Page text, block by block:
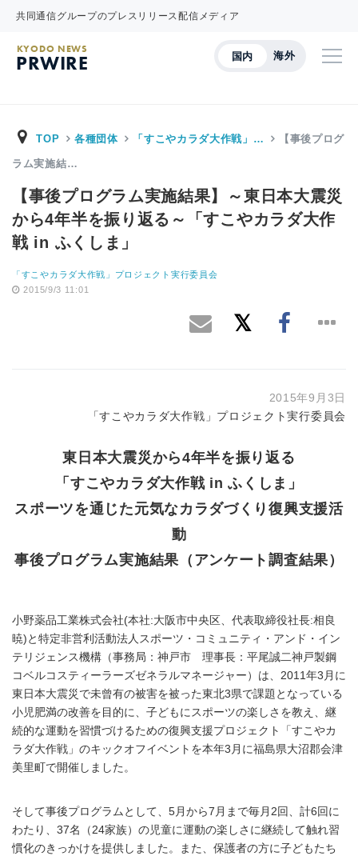
共同通信グループのプレスリリース配信メディア
国内 海外
KYODO NEWS
PRWIRE
TOP 各種団体 「すこやカラダ大作戦」… 【事後プログ
ラム実施結…
【事後プログラム実施結果】～東日本大震災
から4年半を振り返る～「すこやカラダ大作
戦 in ふくしま」
「すこやカラダ大作戦」プロジェクト実行委員会
2015/9/3 11:01
2015年9月3日
「すこやカラダ大作戦」プロジェクト実行委員会
東日本大震災から4年半を振り返る
「すこやカラダ大作戦 in ふくしま」
スポーツを通じた元気なカラダづくり復興支援活
動
事後プログラム実施結果（アンケート調査結果）
小野薬品工業株式会社(本社:大阪市中央区、代表取締役社長:相良
暁)と特定非営利活動法人スポーツ・コミュニティ・アンド・イン
テリジェンス機構（事務局：神戸市 理事長：平尾誠二神戸製鋼
コベルコスティーラーズゼネラルマネージャー）は、2011年3月に
東日本大震災で未曾有の被害を被った東北3県で課題となっている
小児肥満の改善を目的に、子どもにスポーツの楽しさを教え、継
続的な運動を習慣づけるための復興支援プロジェクト「すこやカ
ラダ大作戦」のキックオフイベントを本年3月に福島県大沼郡会津
美里町で開催しました。
そして事後プログラムとして、5月から7月まで毎月2回、計6回に
わたり、37名（24家族）の児童に運動の楽しさに継続して触れ習
慣化のきっかけを提供しました。また、保護者の方に子どもたち